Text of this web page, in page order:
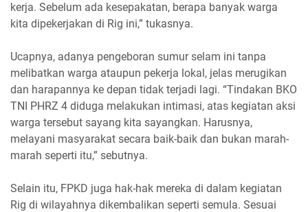
kerja. Sebelum ada kesepakatan, berapa banyak warga
kita dipekerjakan di Rig ini,” tukasnya.
Ucapnya, adanya pengeboran sumur selam ini tanpa
melibatkan warga ataupun pekerja lokal, jelas merugikan
dan harapannya ke depan tidak terjadi lagi. “Tindakan BKO
TNI PHRZ 4 diduga melakukan intimasi, atas kegiatan aksi
warga tersebut sayang kita sayangkan. Harusnya,
melayani masyarakat secara baik-baik dan bukan marah-
marah seperti itu,” sebutnya.
Selain itu, FPKD juga hak-hak mereka di dalam kegiatan
Rig di wilayahnya dikembalikan seperti semula. Sesuai